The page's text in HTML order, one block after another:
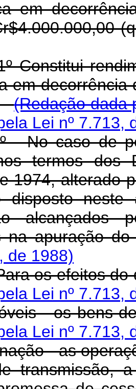
em
Constitui
em decorrência
(Redação dada
Lei nº 7.713,
de
termos dos
1974, alterado
neste
alcançados
na apuração
de 1988)
efeitos do
Lei nº 7.713,
os bens
Lei nº 7.713,
- as
transmissão,